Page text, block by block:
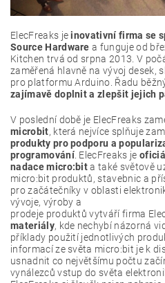
ElecFreaks jeinovativní firma se
Source Hardware a funguje od
Kitchen trvá od srpna 2013. V
zaměřená hlavně na vývoj desek,
pro platformu Arduino. Řadu
zajímavě doplnit a zlepšit jejich
V poslední době je ElecFreaks
microbit, která nejvíce splňuje
produkty pro podporu a
programování. ElecFreaks je
nadace micro:bita také světově
micro:bit produktů, stavebnic a
pro začátečníky v oblasti
vývoje, výroby a
prodeje produktů vytváří firma
materiály, kde nechybí názorná
příklady použití jednotlivých
informací ze světa micro:bit je k
usnadnit co největšímu počtu
vynálezců vstup do světa